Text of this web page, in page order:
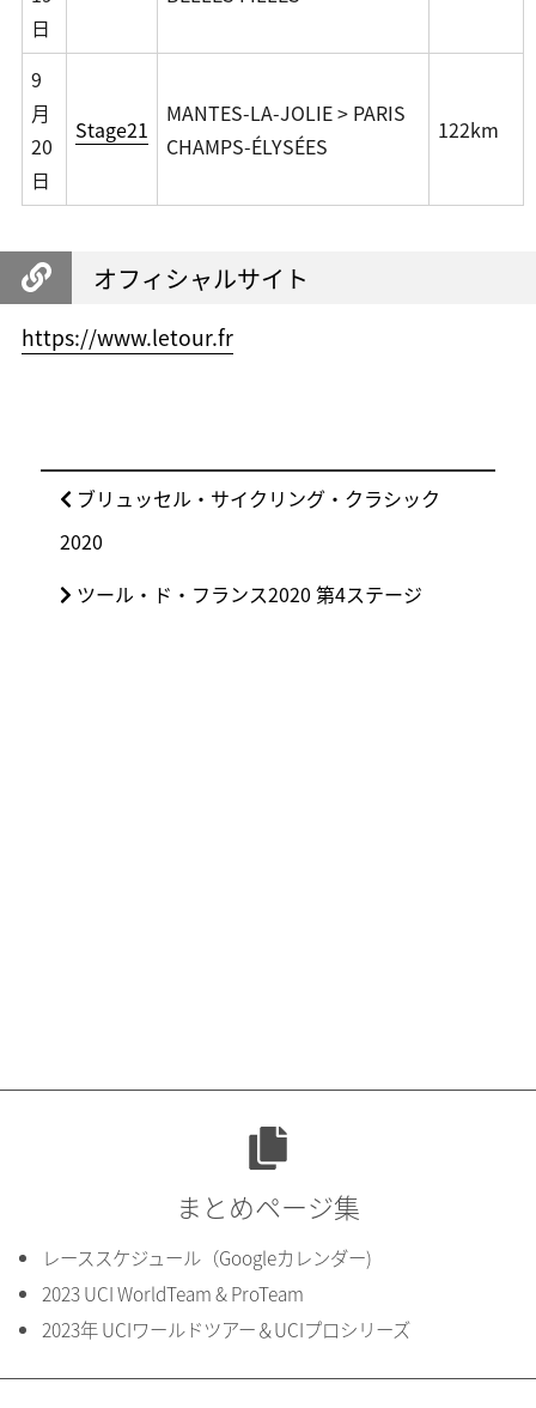
日
9
月
20
日
Stage21
MANTES-LA-JOLIE > PARIS
CHAMPS-ÉLYSÉES
122km
オフィシャルサイト
https://www.letour.fr
ナ
前
の
稿:
ブリュッセル・サイクリング・クラシック
2020
次
ツール・ド・フランス2020 第4ステージ
まとめページ集
レーススケジュール（Googleカレンダー)
2023 UCI WorldTeam & ProTeam
2023年 UCIワールドツアー＆UCIプロシリーズ